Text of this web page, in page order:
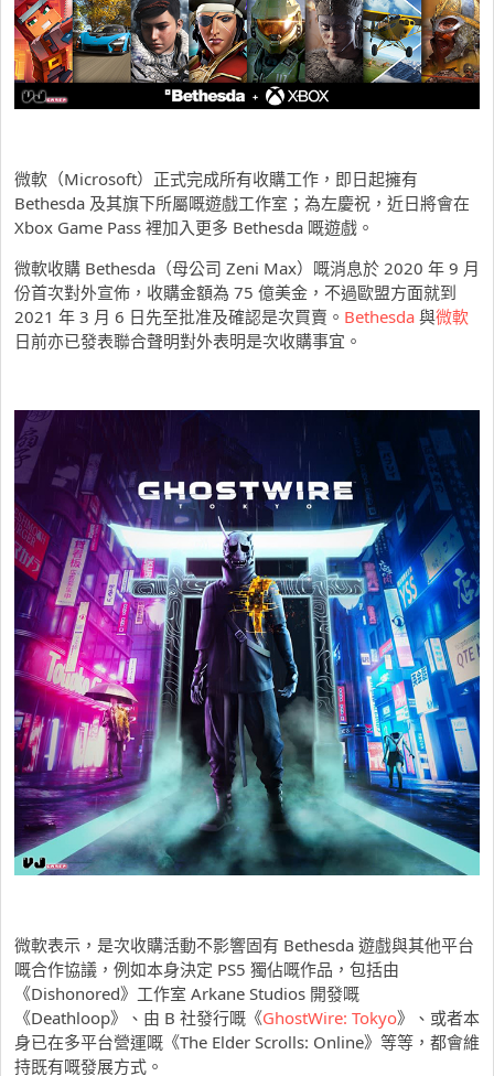
微軟（Microsoft）正式完成所有收購工作，即日起擁有
Bethesda 及其旗下所屬嘅遊戲工作室；為左慶祝，近日將會在
Xbox Game Pass 裡加入更多 Bethesda 嘅遊戲。
微軟收購 Bethesda（母公司 Zeni Max）嘅消息於 2020 年 9 月
份首次對外宣佈，收購金額為 75 億美金，不過歐盟方面就到
2021 年 3 月 6 日先至批准及確認是次買賣。 Bethesda 與微軟
日前亦已發表聯合聲明對外表明是次收購事宜。
微軟表示，是次收購活動不影響固有 Bethesda 遊戲與其他平台
嘅合作協議，例如本身決定 PS5 獨佔嘅作品，包括由
《Dishonored》工作室 Arkane Studios 開發嘅
《Deathloop》、由 B 社發行嘅《GhostWire: Tokyo》、或者本
身已在多平台營運嘅《The Elder Scrolls: Online》等等，都會維
持既有嘅發展方式。